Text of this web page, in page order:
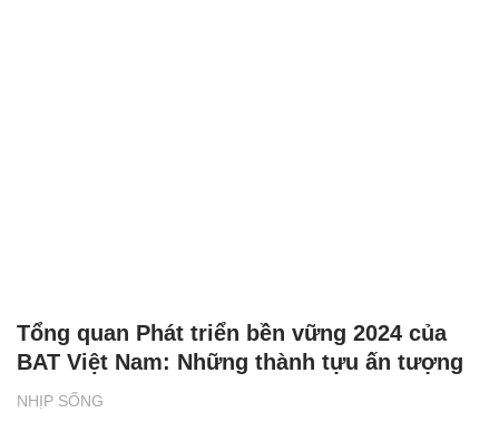
NHỊP SỐNG
Tổng quan Phát triển bền vững 2024 của
BAT Việt Nam: Những thành tựu ấn tượng